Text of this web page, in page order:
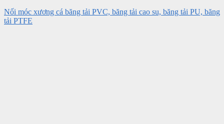
Nối móc xương cá băng tải PVC, băng tải cao su, băng tải PU, băng
tải PTFE